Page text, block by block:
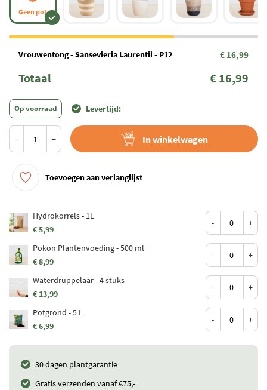
Geen pot
Vrouwentong - Sansevieria Laurentii - P12 € 16,99
Totaal € 16,99
- + In winkelwagen
Toevoegen aan verlanglijst
Op voorraad Levertijd:
Hydrokorrels - 1L
€ 5,99
- +
Pokon Plantenvoeding - 500 ml
€ 8,99
- +
Waterdruppelaar - 4 stuks
€ 13,99
- +
Potgrond - 5 L
€ 6,99
- +
30 dagen plantgarantie
Gratis verzenden vanaf €75,-